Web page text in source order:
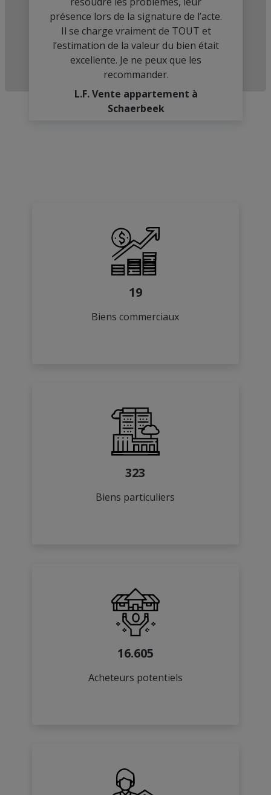
présence lors de la signature de l’acte.
Il se charge vraiment de TOUT et
l’estimation de la valeur du bien était
excellente. Je ne peux que les
recommander.
L.F. Vente appartement à
Schaerbeek
19
Biens commerciaux
323
Biens particuliers
16.605
Acheteurs potentiels